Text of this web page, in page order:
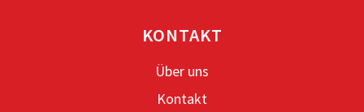
KONTAKT
Über uns
Kontakt